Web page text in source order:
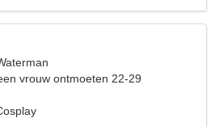
vrouw ontmoeten 22-29